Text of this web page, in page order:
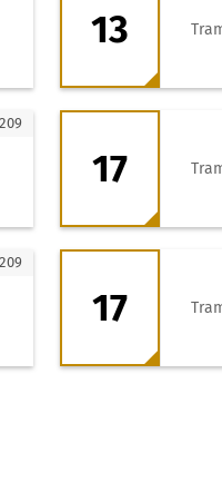
13
17 - kierunek
17
17 - kierunek
17